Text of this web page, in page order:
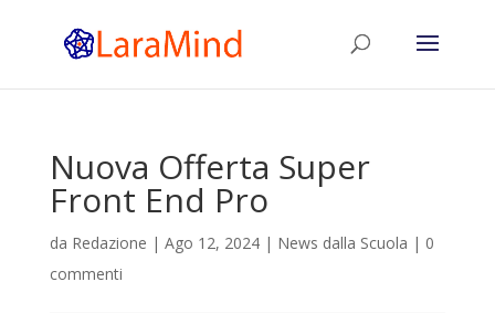
Nuova Offerta Super
Front End Pro
da Redazione | Ago 12, 2024| News dalla Scuola | 0
commenti